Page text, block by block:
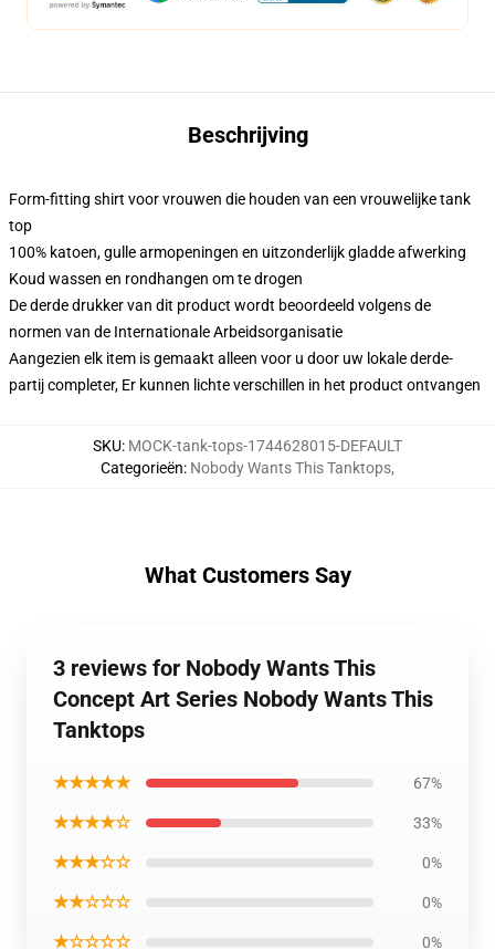
Beschrijving
Form-fitting shirt voor vrouwen die houden van een vrouwelijke tank
top
100% katoen, gulle armopeningen en uitzonderlijk gladde afwerking
Koud wassen en rondhangen om te drogen
De derde drukker van dit product wordt beoordeeld volgens de
normen van de Internationale Arbeidsorganisatie
Aangezien elk item is gemaakt alleen voor u door uw lokale derde-
partij completer, Er kunnen lichte verschillen in het product ontvangen
SKU: MOCK-tank-tops-1744628015-DEFAULT
Categorieën: Nobody Wants This Tanktops,
What Customers Say
3 reviews for Nobody Wants This
Concept Art Series Nobody Wants This
Tanktops
★★★★★ 67%
★★★★☆ 33%
★★★☆☆ 0%
★★☆☆☆ 0%
★☆☆☆☆ 0%